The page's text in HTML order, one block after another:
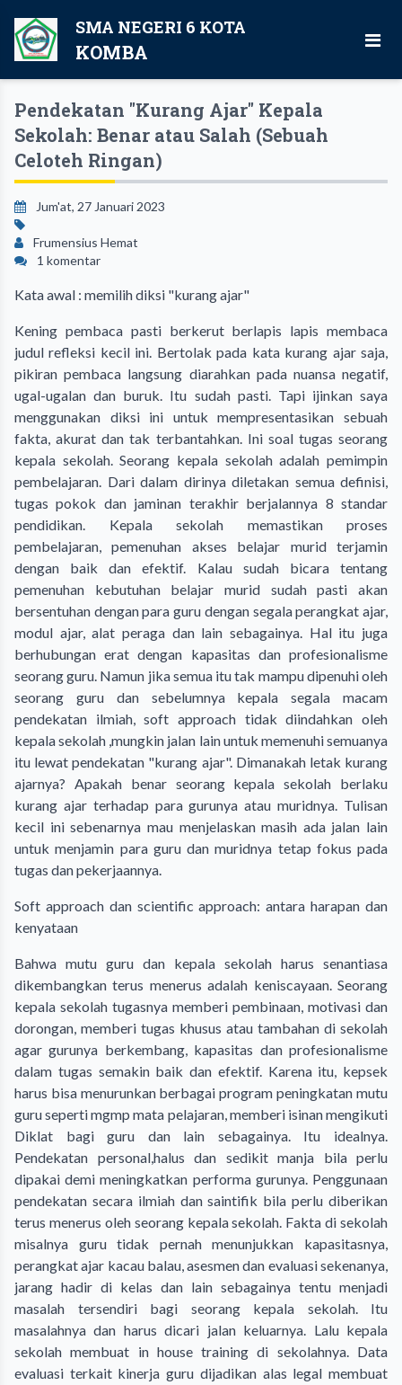
SMA NEGERI 6 KOTA
KOMBA
Pendekatan "Kurang Ajar" Kepala
Sekolah: Benar atau Salah (Sebuah
Celoteh Ringan)
Jum'at, 27 Januari 2023
Frumensius Hemat
1 komentar
Kata awal : memilih diksi "kurang ajar"
Kening pembaca pasti berkerut berlapis lapis membaca
judul refleksi kecil ini. Bertolak pada kata kurang ajar saja,
pikiran pembaca langsung diarahkan pada nuansa negatif,
ugal-ugalan dan buruk. Itu sudah pasti. Tapi ijinkan saya
menggunakan diksi ini untuk mempresentasikan sebuah
fakta, akurat dan tak terbantahkan. Ini soal tugas seorang
kepala sekolah. Seorang kepala sekolah adalah pemimpin
pembelajaran. Dari dalam dirinya diletakan semua definisi,
tugas pokok dan jaminan terakhir berjalannya 8 standar
pendidikan. Kepala sekolah memastikan proses
pembelajaran, pemenuhan akses belajar murid terjamin
dengan baik dan efektif. Kalau sudah bicara tentang
pemenuhan kebutuhan belajar murid sudah pasti akan
bersentuhan dengan para guru dengan segala perangkat ajar,
modul ajar, alat peraga dan lain sebagainya. Hal itu juga
berhubungan erat dengan kapasitas dan profesionalisme
seorang guru. Namun jika semua itu tak mampu dipenuhi oleh
seorang guru dan sebelumnya kepala segala macam
pendekatan ilmiah, soft approach tidak diindahkan oleh
kepala sekolah ,mungkin jalan lain untuk memenuhi semuanya
itu lewat pendekatan "kurang ajar". Dimanakah letak kurang
ajarnya? Apakah benar seorang kepala sekolah berlaku
kurang ajar terhadap para gurunya atau muridnya. Tulisan
kecil ini sebenarnya mau menjelaskan masih ada jalan lain
untuk menjamin para guru dan muridnya tetap fokus pada
tugas dan pekerjaannya.
Soft approach dan scientific approach: antara harapan dan
kenyataan
Bahwa mutu guru dan kepala sekolah harus senantiasa
dikembangkan terus menerus adalah keniscayaan. Seorang
kepala sekolah tugasnya memberi pembinaan, motivasi dan
dorongan, memberi tugas khusus atau tambahan di sekolah
agar gurunya berkembang, kapasitas dan profesionalisme
dalam tugas semakin baik dan efektif. Karena itu, kepsek
harus bisa menurunkan berbagai program peningkatan mutu
guru seperti mgmp mata pelajaran, memberi isinan mengikuti
Diklat bagi guru dan lain sebagainya. Itu idealnya.
Pendekatan personal,halus dan sedikit manja bila perlu
dipakai demi meningkatkan performa gurunya. Penggunaan
pendekatan secara ilmiah dan saintifik bila perlu diberikan
terus menerus oleh seorang kepala sekolah. Fakta di sekolah
misalnya guru tidak pernah menunjukkan kapasitasnya,
perangkat ajar kacau balau, asesmen dan evaluasi sekenanya,
jarang hadir di kelas dan lain sebagainya tentu menjadi
masalah tersendiri bagi seorang kepala sekolah. Itu
masalahnya dan harus dicari jalan keluarnya. Lalu kepala
sekolah membuat in house training di sekolahnya. Data
evaluasi terkait kinerja guru dijadikan alas legal membuat